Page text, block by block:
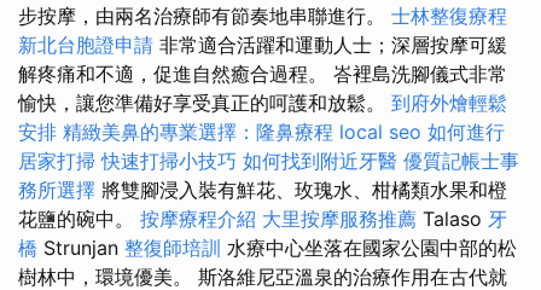
步按摩，由兩名治療師有節奏地串聯進行。 士林整復療程
新北台胞證申請 非常適合活躍和運動人士；深層按摩可緩
解疼痛和不適，促進自然癒合過程。 峇裡島洗腳儀式非常
愉快，讓您準備好享受真正的呵護和放鬆。 到府外燴輕鬆
安排 精緻美鼻的專業選擇：隆鼻療程 local seo 如何進行
居家打掃 快速打掃小技巧 如何找到附近牙醫 優質記帳士事
務所選擇 將雙腳浸入裝有鮮花、玫瑰水、柑橘類水果和橙
花鹽的碗中。 按摩療程介紹 大里按摩服務推薦 Talaso 牙
橋 Strunjan 整復師培訓 水療中心坐落在國家公園中部的松
樹林中，環境優美。 斯洛維尼亞溫泉的治療作用在古代就